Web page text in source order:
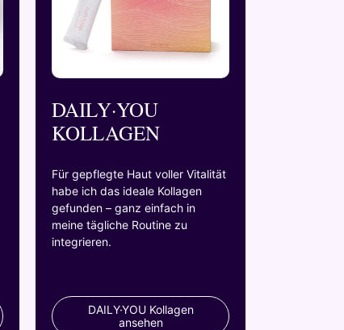
DAILY·YOU
KOLLAGEN
Für gepflegte Haut voller Vitalität
habe ich das ideale Kollagen
gefunden – ganz einfach in
meine tägliche Routine zu
integrieren.
DAILY·YOU Kollagen
ansehen